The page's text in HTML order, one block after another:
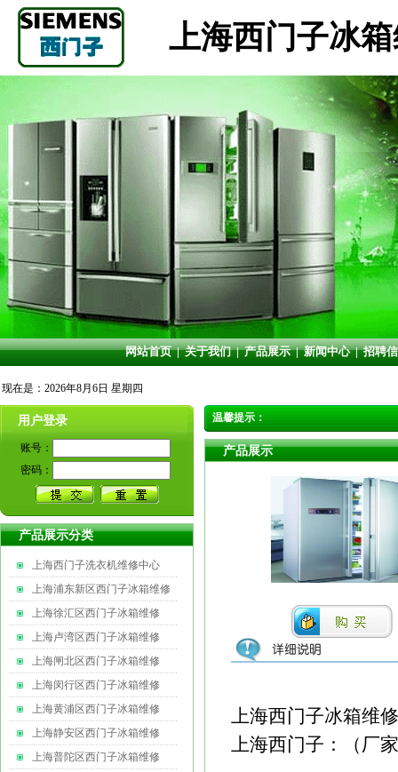
上海西门子冰
网站首页|关于我们|产品展示|新闻中心|招聘
现在是：2026年8月6日 星期四
用户登录
账号：
密码：
产品展示分类
上海西门子洗衣机维修中心
上海浦东新区西门子冰箱维修
上海徐汇区西门子冰箱维修
上海卢湾区西门子冰箱维修
上海闸北区西门子冰箱维修
上海闵行区西门子冰箱维修
上海黄浦区西门子冰箱维修
上海静安区西门子冰箱维修
上海普陀区西门子冰箱维修
温馨提示：
产品展示
上海西门子冰箱维
上海西门子：（厂